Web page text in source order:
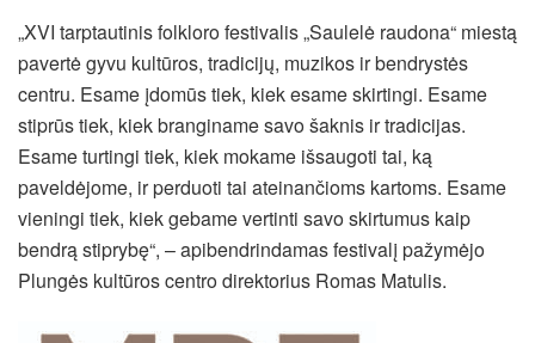
„XVI tarptautinis folkloro festivalis „Saulelė raudona“ miestą
pavertė gyvu kultūros, tradicijų, muzikos ir bendrystės
centru. Esame įdomūs tiek, kiek esame skirtingi. Esame
stiprūs tiek, kiek branginame savo šaknis ir tradicijas.
Esame turtingi tiek, kiek mokame išsaugoti tai, ką
paveldėjome, ir perduoti tai ateinančioms kartoms. Esame
vieningi tiek, kiek gebame vertinti savo skirtumus kaip
bendrą stiprybę“, – apibendrindamas festivalį pažymėjo
Plungės kultūros centro direktorius Romas Matulis.